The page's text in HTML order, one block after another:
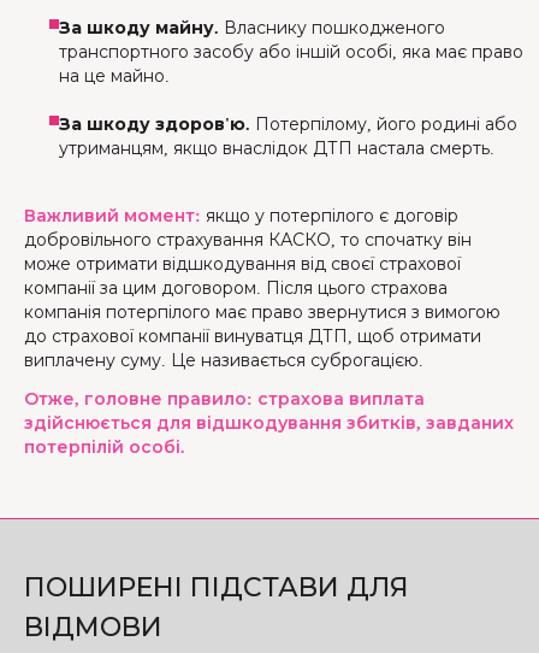
За шкоду майну. Власнику пошкодженого
транспортного засобу або іншій особі, яка має право
на це майно.
За шкоду здоров'ю. Потерпілому, його родині або
утриманцям, якщо внаслідок ДТП настала смерть.
Важливий момент: якщо у потерпілого є договір
добровільного страхування КАСКО, то спочатку він
може отримати відшкодування від своєї страхової
компанії за цим договором. Після цього страхова
компанія потерпілого має право звернутися з вимогою
до страхової компанії винуватця ДТП, щоб отримати
виплачену суму. Це називається суброгацією.
Отже, головне правило: страхова виплата
здійснюється для відшкодування збитків, завданих
потерпілій особі.
ПОШИРЕНІ ПІДСТАВИ ДЛЯ
ВІДМОВИ